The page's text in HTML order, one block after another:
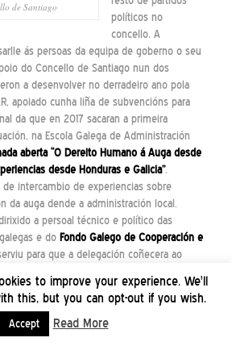
de Santiago
políticos no
concello. A
ás persoas da equipa de goberno o seu
do Concello de Santiago nun dos
a desenvolver no derradeiro ano pola
apoiado cunha liña de subvencións para
da que en 2017 sacaran a primeira
na Escola Galega de Administración
aberta “O Dereito Humano á Auga desde
desde Honduras e Galicia”.
intercambio de experiencias sobre
da auga dende a administración local.
a persoal técnico e político das
e do Fondo Galego de Cooperación e
para que a delegación coñecera ao
to improve your experience. We'll
this, but you can opt-out if you wish.
Accept Read More